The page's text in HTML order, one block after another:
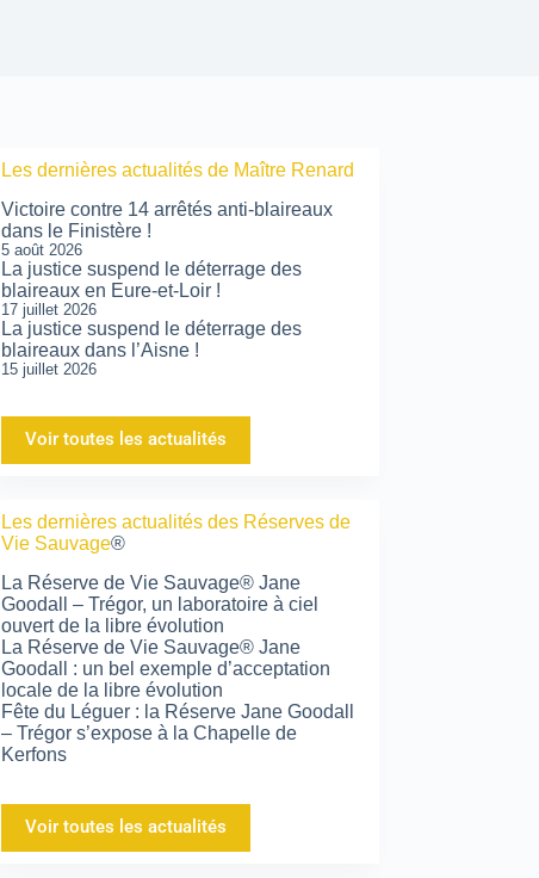
Les dernières actualités de Maître Renard
Victoire contre 14 arrêtés anti-blaireaux
dans le Finistère !
5 août 2026
La justice suspend le déterrage des
blaireaux en Eure-et-Loir !
17 juillet 2026
La justice suspend le déterrage des
blaireaux dans l’Aisne !
15 juillet 2026
Voir toutes les actualités
Les dernières actualités des Réserves de
Vie Sauvage®
La Réserve de Vie Sauvage® Jane
Goodall – Trégor, un laboratoire à ciel
ouvert de la libre évolution
La Réserve de Vie Sauvage® Jane
Goodall : un bel exemple d’acceptation
locale de la libre évolution
Fête du Léguer : la Réserve Jane Goodall
– Trégor s’expose à la Chapelle de
Kerfons
Voir toutes les actualités